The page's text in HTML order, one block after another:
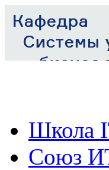
Школа
Союз